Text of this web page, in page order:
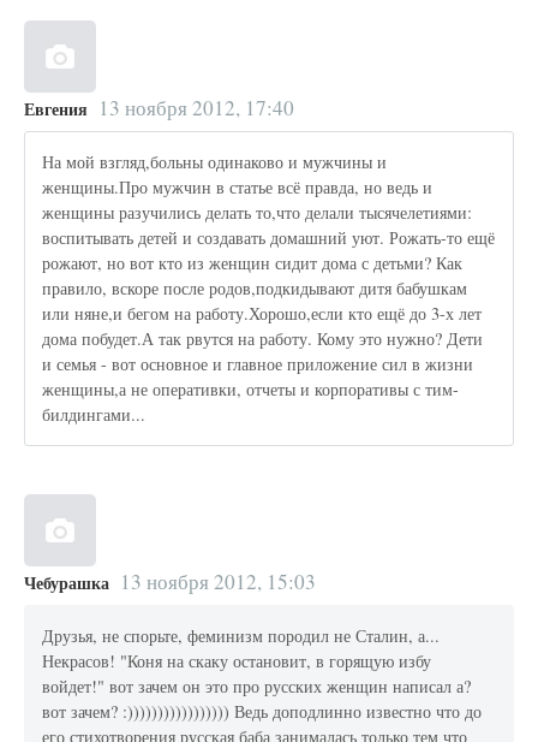
Евгения 13 ноября 2012, 17:40
На мой взгляд,больны одинаково и мужчины и
женщины.Про мужчин в статье всё правда, но ведь и
женщины разучились делать то,что делали тысячелетиями:
воспитывать детей и создавать домашний уют. Рожать-то ещё
рожают, но вот кто из женщин сидит дома с детьми? Как
правило, вскоре после родов,подкидывают дитя бабушкам
или няне,и бегом на работу.Хорошо,если кто ещё до 3-х лет
дома побудет.А так рвутся на работу. Кому это нужно? Дети
и семья - вот основное и главное приложение сил в жизни
женщины,а не оперативки, отчеты и корпоративы с тим-
билдингами...
Чебурашка 13 ноября 2012, 15:03
Друзья, не спорьте, феминизм породил не Сталин, а...
Некрасов! "Коня на скаку остановит, в горящую избу
войдет!" вот зачем он это про русских женщин написал а?
вот зачем? :))))))))))))))))) Ведь доподлинно известно что до
его стихотворения русская баба занималась только тем что